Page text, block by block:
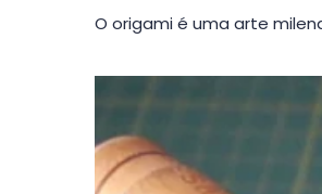
O origami é uma arte